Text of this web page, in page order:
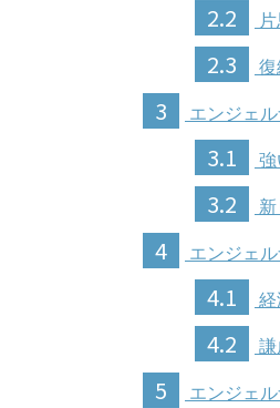
2.2
2.3 復
3 エンジェ
3.1 強
3.2
4 エンジェ
4.1 経
4.2 謙
5 エンジェ